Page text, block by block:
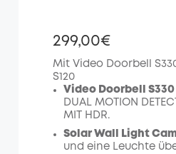
299,00€
Mit Video Doorbell
S120
Video Doorbell
DUAL MOTION
MIT HDR.
Solar Wall Light Cam
und eine Leuchte